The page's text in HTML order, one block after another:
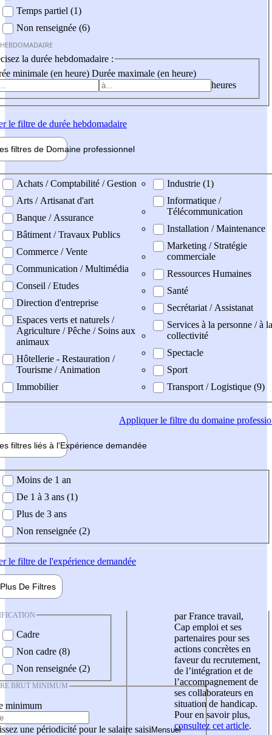
Temps partiel (1)
Non renseignée (6)
la durée hebdomadaire :
minimale (en heure) Durée maximale (en heure)
heures
le filtre de durée hebdomadaire
filtres de Domaine professionnel
professionel
Achats / Comptabilité / Gestion
Arts / Artisanat d'art
Banque / Assurance
Bâtiment / Travaux Publics
Commerce / Vente
Communication / Multimédia
Conseil / Etudes
Direction d'entreprise
Espaces verts et naturels /
Agriculture / Pêche / Soins aux
animaux
Hôtellerie - Restauration /
Tourisme / Animation
Immobilier
Industrie (1)
Informatique /
Télécommunication
Installation / Maintenance
Marketing / Stratégie
commerciale
Ressources Humaines
Santé
Secrétariat / Assistanat
Services à la personne / à la
collectivité
Spectacle
Sport
Transport / Logistique (9)
Appliquerle filtre du domaine
filtres liés à l'Expérience demandée
demandée
Moins de 1 an
De 1 à 3 ans (1)
Plus de 3 ans
Non renseignée (2)
le filtre de l'expérience demandée
Plus De Filtres
Cadre
Non cadre (8)
Non renseignée (2)
BRUT MINIMUM
minimum
une périodicité pour le salaire saisi
par France travail,
Cap emploi et ses
partenaires pour ses
actions concrètes en
faveur du recrutement,
de l’intégration et de
l’accompagnement de
ses collaborateurs en
situation de handicap.
Pour en savoir plus,
consultez cet article.